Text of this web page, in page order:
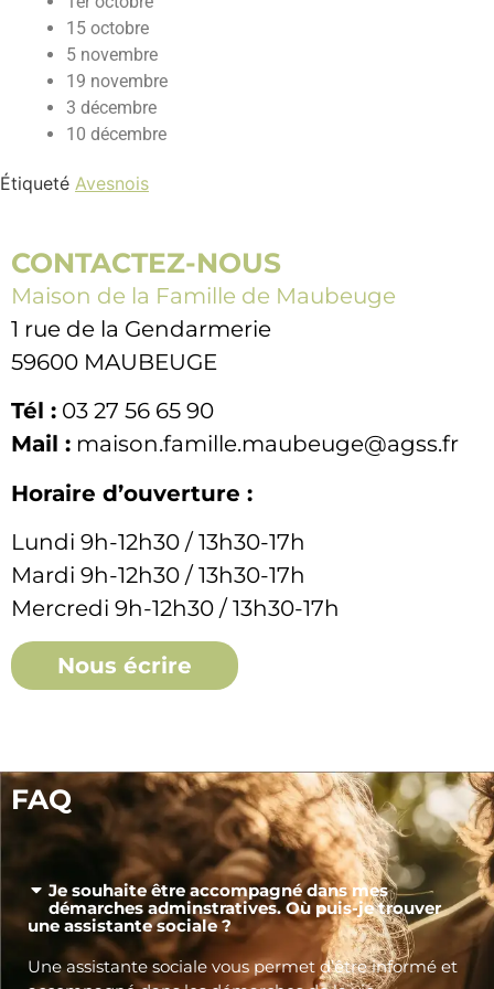
15 octobre
5 novembre
19 novembre
3 décembre
10 décembre
Étiqueté Avesnois
CONTACTEZ-NOUS
Maison de la Famille de Maubeuge
1 rue de la Gendarmerie
59600 MAUBEUGE
Tél : 03 27 56 65 90
Mail : maison.famille.maubeuge@agss.fr
Horaire d’ouverture :
Lundi 9h-12h30 / 13h30-17h
Mardi 9h-12h30 / 13h30-17h
Mercredi 9h-12h30 / 13h30-17h
Nous écrire
FAQ
Je souhaite être accompagné dans mes
démarches adminstratives. Où puis-je trouver
une assistante sociale ?
Une assistante sociale vous permet d’être informé et